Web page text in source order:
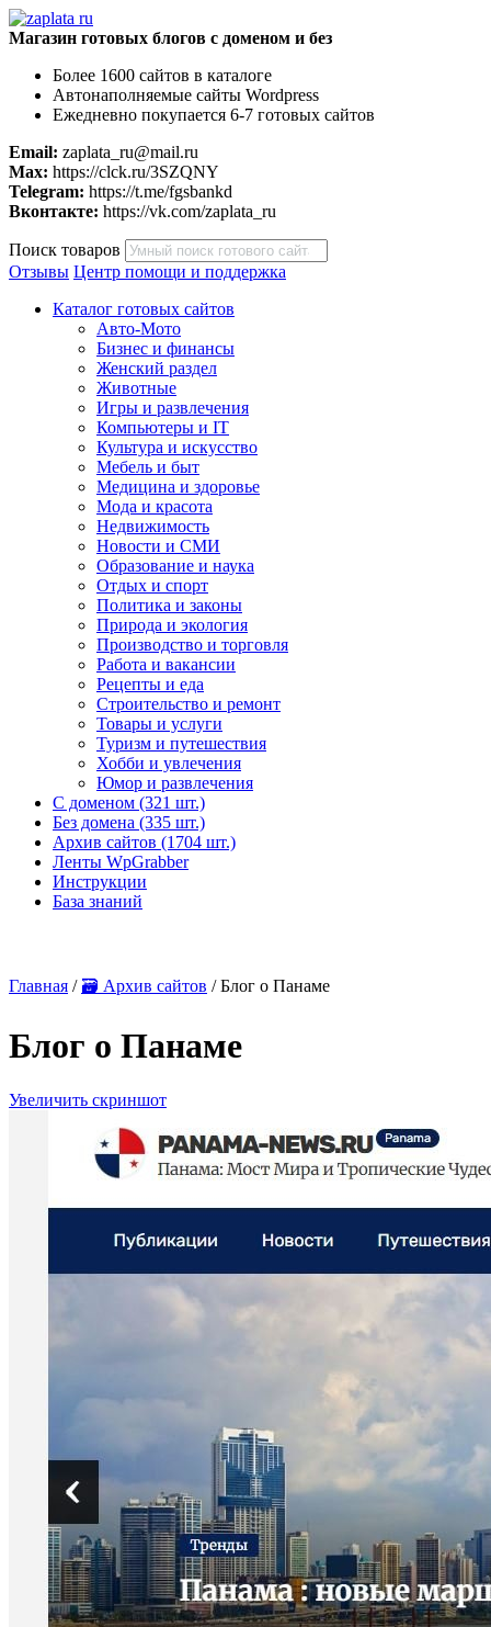
Магазин готовых блогов с доменом и без
Более 1600 сайтов в каталоге
Автонаполняемые сайты Wordpress
Ежедневно покупается 6-7 готовых сайтов
Email: zaplata_ru@mail.ru
Max: https://clck.ru/3SZQNY
Telegram: https://t.me/fgsbankd
Вконтакте: https://vk.com/zaplata_ru
Поиск товаров
Отзывы Центр помощи и поддержка
Каталог готовых сайтов
Авто-Мото
Бизнес и финансы
Женский раздел
Животные
Игры и развлечения
Компьютеры и IT
Культура и искусство
Мебель и быт
Медицина и здоровье
Мода и красота
Недвижимость
Новости и СМИ
Образование и наука
Отдых и спорт
Политика и законы
Природа и экология
Производство и торговля
Работа и вакансии
Рецепты и еда
Строительство и ремонт
Товары и услуги
Туризм и путешествия
Хобби и увлечения
Юмор и развлечения
С доменом (321 шт.)
Без домена (335 шт.)
Архив сайтов (1704 шт.)
Ленты WpGrabber
Инструкции
База знаний
Главная / 🗃 Архив сайтов / Блог о Панаме
Блог о Панаме
Увеличить скриншот